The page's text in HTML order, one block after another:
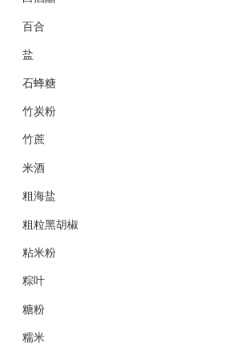
百合
盐
石蜂糖
竹炭粉
竹蔗
米酒
粗海盐
粗粒黑胡椒
粘米粉
粽叶
糖粉
糯米